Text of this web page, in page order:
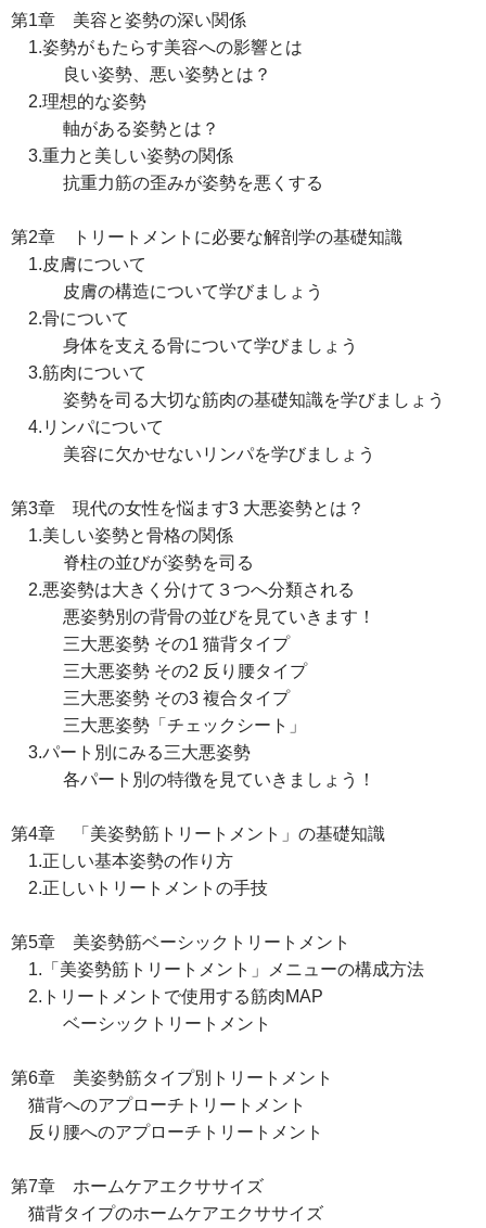
第1章 美容と姿勢の深い関係
1.姿勢がもたらす美容への影響とは
良い姿勢、悪い姿勢とは？
2.理想的な姿勢
軸がある姿勢とは？
3.重力と美しい姿勢の関係
抗重力筋の歪みが姿勢を悪くする
第2章 トリートメントに必要な解剖学の基礎知識
1.皮膚について
皮膚の構造について学びましょう
2.骨について
身体を支える骨について学びましょう
3.筋肉について
姿勢を司る大切な筋肉の基礎知識を学びましょう
4.リンパについて
美容に欠かせないリンパを学びましょう
第3章 現代の女性を悩ます3 大悪姿勢とは？
1.美しい姿勢と骨格の関係
脊柱の並びが姿勢を司る
2.悪姿勢は大きく分けて３つへ分類される
悪姿勢別の背骨の並びを見ていきます！
三大悪姿勢 その1 猫背タイプ
三大悪姿勢 その2 反り腰タイプ
三大悪姿勢 その3 複合タイプ
三大悪姿勢「チェックシート」
3.パート別にみる三大悪姿勢
各パート別の特徴を見ていきましょう！
第4章 「美姿勢筋トリートメント」の基礎知識
1.正しい基本姿勢の作り方
2.正しいトリートメントの手技
第5章 美姿勢筋ベーシックトリートメント
1.「美姿勢筋トリートメント」メニューの構成方法
2.トリートメントで使用する筋肉MAP
ベーシックトリートメント
第6章 美姿勢筋タイプ別トリートメント
猫背へのアプローチトリートメント
反り腰へのアプローチトリートメント
第7章 ホームケアエクササイズ
猫背タイプのホームケアエクササイズ